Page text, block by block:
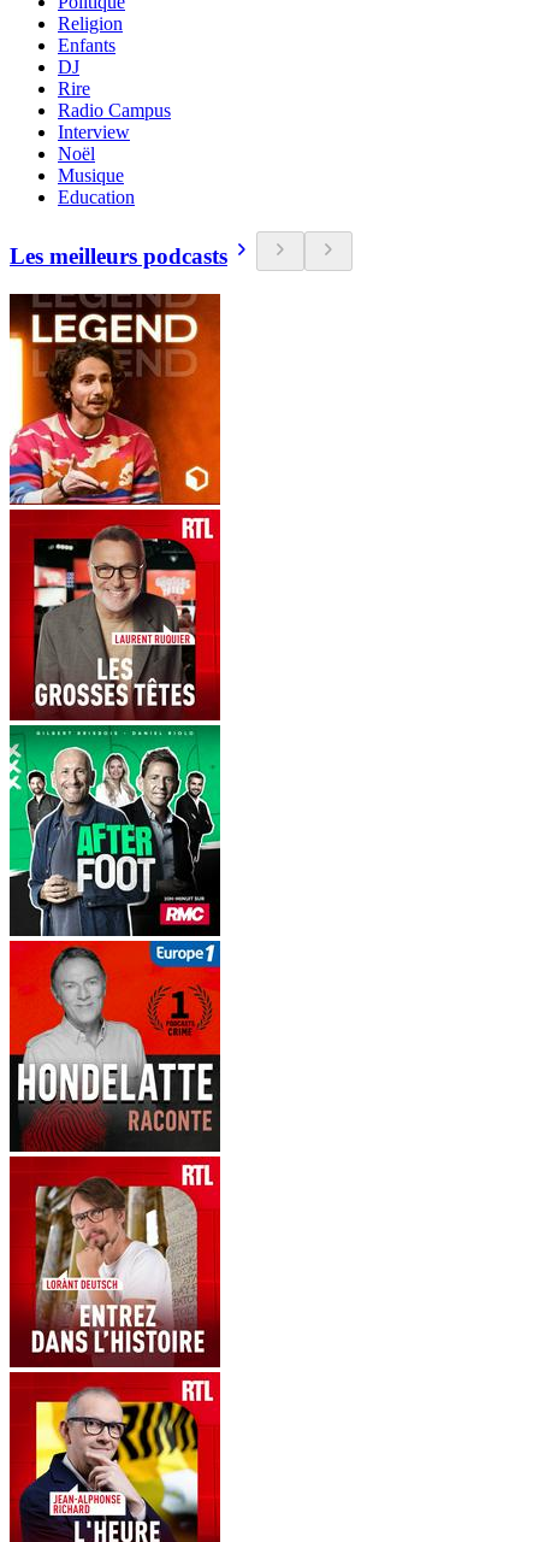
Religion
Enfants
DJ
Rire
Radio Campus
Interview
Noël
Musique
Education
Les meilleurs podcasts